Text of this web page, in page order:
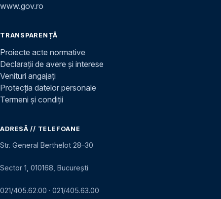
www.gov.ro
TRANSPARENȚĂ
Proiecte acte normative
Declarații de avere și interese
Venituri angajați
Protecția datelor personale
Termeni și condiții
ADRESĂ // TELEFOANE
Str. General Berthelot 28–30
Sector 1, 010168, București
021/405.62.00 · 021/405.63.00